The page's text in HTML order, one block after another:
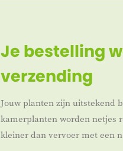
Je bestelling
verzending
Jouw planten zijn uitstekend
kamerplanten worden netjes
kleiner dan vervoer met een